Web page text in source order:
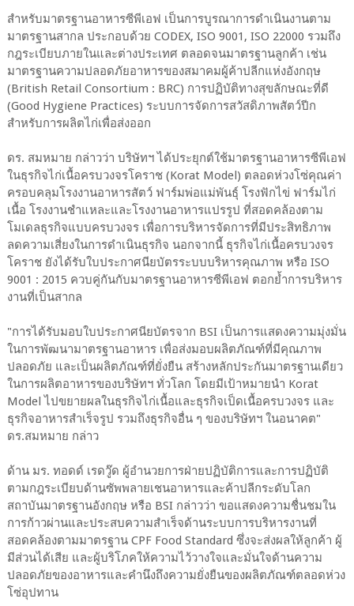
สำหรับมาตรฐานอาหารซีพีเอฟ เป็นการบูรณาการดำเนินงานตาม
มาตรฐานสากล ประกอบด้วย CODEX, ISO 9001, ISO 22000 รวมถึง
กฎระเบียบภายในและต่างประเทศ ตลอดจนมาตรฐานลูกค้า เช่น
มาตรฐานความปลอดภัยอาหารของสมาคมผู้ค้าปลีกแห่งอังกฤษ
(British Retail Consortium : BRC) การปฏิบัติทางสุขลักษณะที่ดี
(Good Hygiene Practices) ระบบการจัดการสวัสดิภาพสัตว์ปีก
สำหรับการผลิตไก่เพื่อส่งออก
ดร. สมหมาย กล่าวว่า บริษัทฯ ได้ประยุกต์ใช้มาตรฐานอาหารซีพีเอฟ
ในธุรกิจไก่เนื้อครบวงจรโคราช (Korat Model) ตลอดห่วงโซ่คุณค่า
ครอบคลุมโรงงานอาหารสัตว์ ฟาร์มพ่อแม่พันธุ์ โรงฟักไข่ ฟาร์มไก่
เนื้อ โรงงานชำแหละและโรงงานอาหารแปรรูป ที่สอดคล้องตาม
โมเดลธุรกิจแบบครบวงจร เพื่อการบริหารจัดการที่มีประสิทธิภาพ
ลดความเสี่ยงในการดำเนินธุรกิจ นอกจากนี้ ธุรกิจไก่เนื้อครบวงจร
โคราช ยังได้รับใบประกาศนียบัตรระบบบริหารคุณภาพ หรือ ISO
9001 : 2015 ควบคู่กันกับมาตรฐานอาหารซีพีเอฟ ตอกย้ำการบริหาร
งานที่เป็นสากล
"การได้รับมอบใบประกาศนียบัตรจาก BSI เป็นการแสดงความมุ่งมั่น
ในการพัฒนามาตรฐานอาหาร เพื่อส่งมอบผลิตภัณฑ์ที่มีคุณภาพ
ปลอดภัย และเป็นผลิตภัณฑ์ที่ยั่งยืน สร้างหลักประกันมาตรฐานเดียว
ในการผลิตอาหารของบริษัทฯ ทั่วโลก โดยมีเป้าหมายนำ Korat
Model ไปขยายผลในธุรกิจไก่เนื้อและธุรกิจเป็ดเนื้อครบวงจร และ
ธุรกิจอาหารสำเร็จรูป รวมถึงธุรกิจอื่น ๆ ของบริษัทฯ ในอนาคต"
ดร.สมหมาย กล่าว
ด้าน มร. ทอดด์ เรดวู๊ด ผู้อำนวยการฝ่ายปฏิบัติการและการปฏิบัติ
ตามกฎระเบียบด้านซัพพลายเชนอาหารและค้าปลีกระดับโลก
สถาบันมาตรฐานอังกฤษ หรือ BSI กล่าวว่า ขอแสดงความชื่นชมใน
การก้าวผ่านและประสบความสำเร็จด้านระบบการบริหารงานที่
สอดคล้องตามมาตรฐาน CPF Food Standard ซึ่งจะส่งผลให้ลูกค้า ผู้
มีส่วนได้เสีย และผู้บริโภคให้ความไว้วางใจและมั่นใจด้านความ
ปลอดภัยของอาหารและคำนึงถึงความยั่งยืนของผลิตภัณฑ์ตลอดห่วง
โซ่อุปทาน